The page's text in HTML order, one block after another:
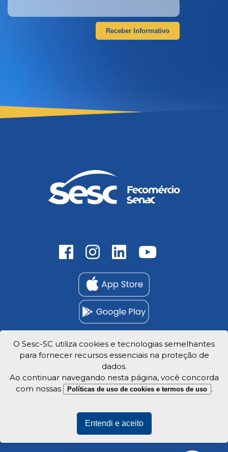
Receber Informativo
Trabalhe Conosco
Privacidade e dados
Veja o mapa do site
O Sesc-SC utiliza cookies e tecnologias semelhantes
para fornecer recursos essenciais na proteção de
dados.
Ao continuar navegando nesta página, você concorda
com nossas
Políticas de uso de cookies e termos de uso .
Entendi e aceito